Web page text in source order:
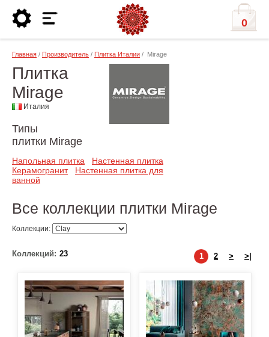
0
Главная / Производитель / Плитка Италии / Mirage
Плитка
Mirage
Италия
Типы
плитки Mirage
Напольная плитка
Настенная плитка
Керамогранит
Настенная плитка для
ванной
Все коллекции плитки Mirage
Коллекции:
Коллекций: 23 1 2 > >|